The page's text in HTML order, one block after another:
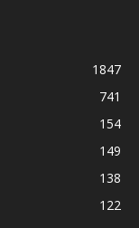
1847
741
154
149
138
122